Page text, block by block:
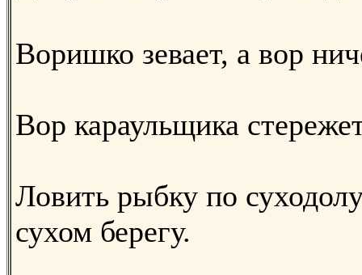
Воришко зевает, а вор
Вор караульщика
Ловить рыбку по
сухом берегу.